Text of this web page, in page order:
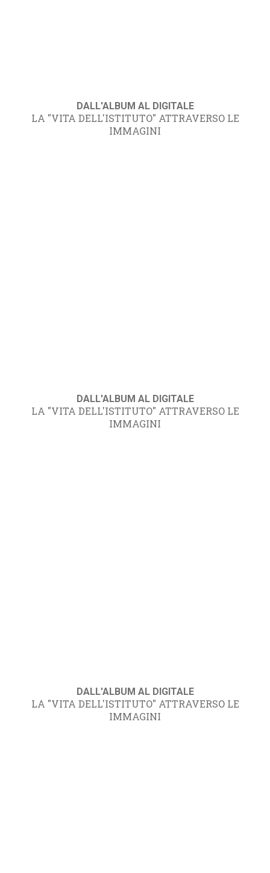
DALL'ALBUM AL DIGITALE
LA "VITA DELL'ISTITUTO" ATTRAVERSO LE
IMMAGINI
DALL'ALBUM AL DIGITALE
LA "VITA DELL'ISTITUTO" ATTRAVERSO LE
IMMAGINI
DALL'ALBUM AL DIGITALE
LA "VITA DELL'ISTITUTO" ATTRAVERSO LE
IMMAGINI